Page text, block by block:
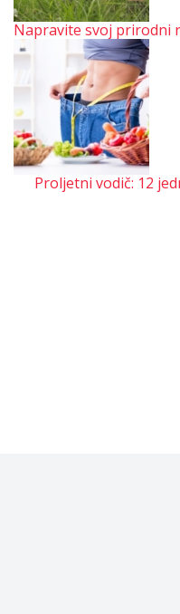
Napravite svoj prirodni
Proljetni vodič: 12